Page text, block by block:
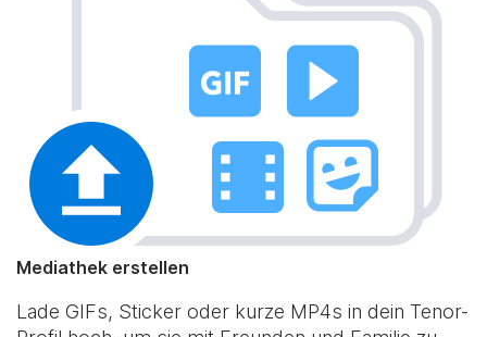
Mediathek erstellen
Lade GIFs, Sticker oder kurze MP4s in dein Tenor-